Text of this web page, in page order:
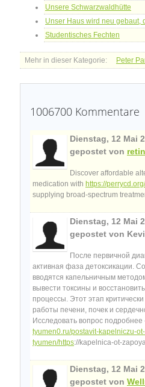
Unsere Schwarzwaldhütte
Unser Haus wird neu gebaut,
Studentisches Fechten
Mehr in dieser Kategorie: Peter
1006700 Kommentare
Dienstag, 12 Mai
gepostet von
Discover affordable
medication with https://
supplying broad-spectrum
Dienstag, 12 Mai
gepostet von
После первичной
активная фаза детоксикации.
вводятся капельничным
вывести токсины и
процессы. Этот этап
работы печени, почек и
Исследовать вопрос подробнее
tyumen0.ru/postavit-kapelniczu-
tyumen/https://kapelnica-ot-
Dienstag, 12 Mai
gepostet von